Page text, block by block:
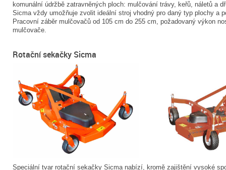
komunální údržbě zatravněných ploch: mulčování trávy, keřů, náletů a
Sicma vždy umožňuje zvolit ideální stroj vhodný pro daný typ plochy a
Pracovní záběr mulčovačů od 105 cm do 255 cm, požadovaný výkon
mulčovače.
Rotační sekačky Sicma
Speciální tvar rotační sekačky Sicma nabízí, kromě zajištění vysoké